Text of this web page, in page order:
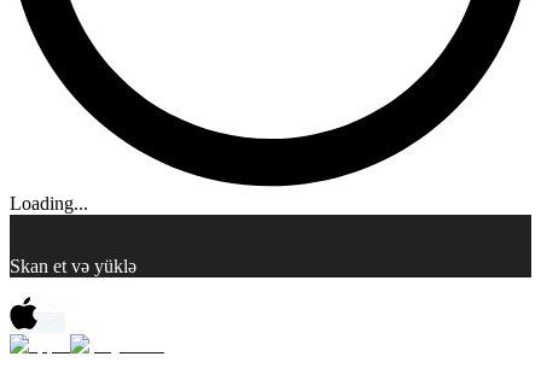
Loading...
Skan et və yüklə